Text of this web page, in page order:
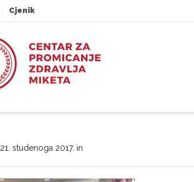
Cjenik
21. studenoga 2017. in